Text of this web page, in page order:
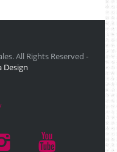
All Rights Reserved -
Design